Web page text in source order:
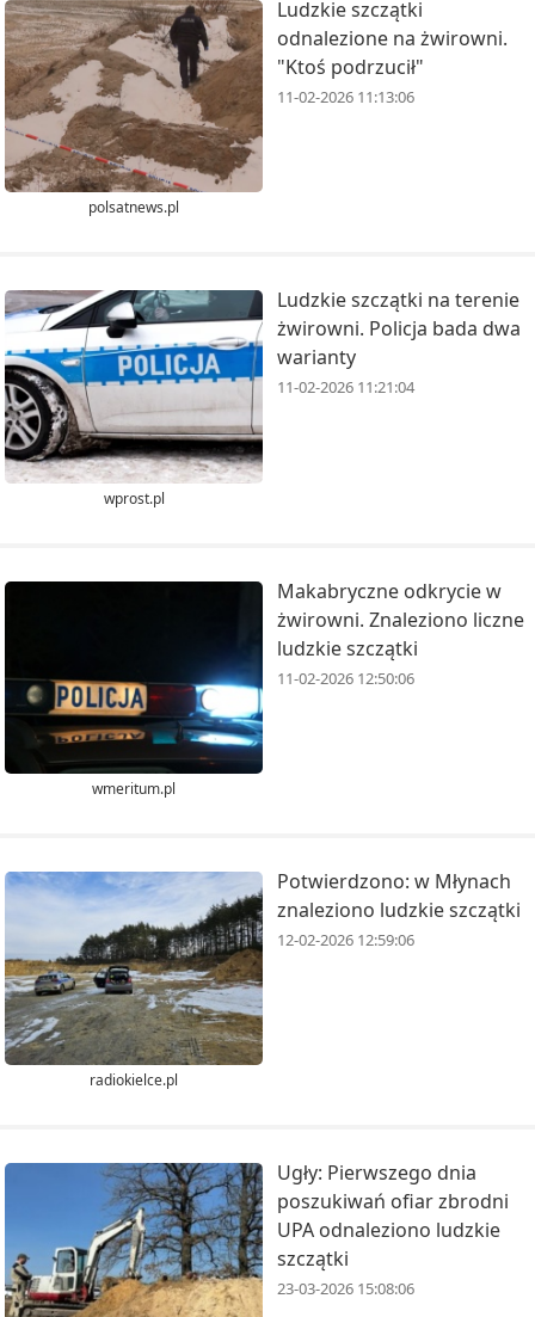
polsatnews.pl
Ludzkie szczątki
odnalezione na żwirowni.
"Ktoś podrzucił"
11-02-2026 11:13:06
wprost.pl
Ludzkie szczątki na terenie
żwirowni. Policja bada dwa
warianty
11-02-2026 11:21:04
wmeritum.pl
Makabryczne odkrycie w
żwirowni. Znaleziono liczne
ludzkie szczątki
11-02-2026 12:50:06
radiokielce.pl
Potwierdzono: w Młynach
znaleziono ludzkie szczątki
12-02-2026 12:59:06
Ugły: Pierwszego dnia
poszukiwań ofiar zbrodni
UPA odnaleziono ludzkie
szczątki
23-03-2026 15:08:06